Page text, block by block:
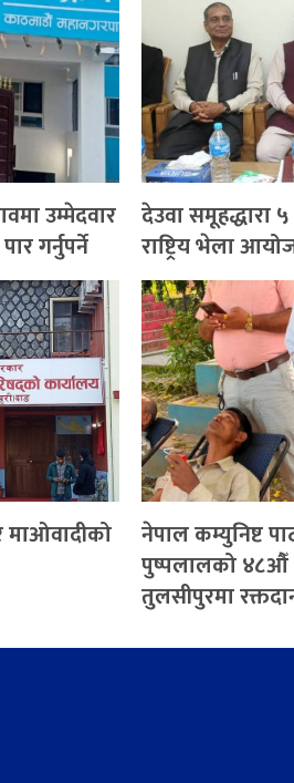
उम्मेदवार
गर्नुपर्ने
देउवा समूहद्धारा
राष्ट्रिय भेला
माओवादीको
नेपाल कम्युनिष्ट
पुष्पलालको ४८औँ
तुलसीपुरमा